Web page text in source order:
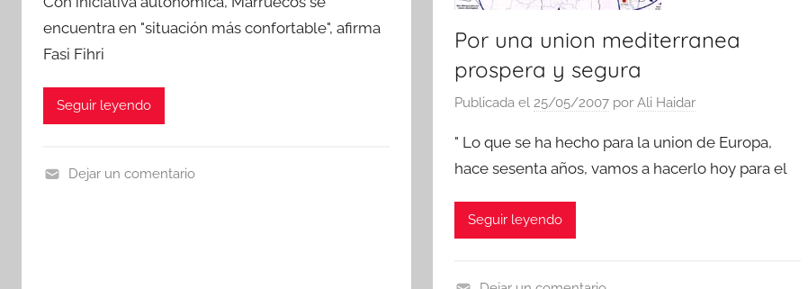
s
encuentra en "situación más confortable", afirma
Fasi Fihri
Seguir leyendo
Dejar un comentario
Por una union mediterranea
prospera y segura
Publicada el25/05/2007 porAli Haidar
" Lo que se ha hecho para la union de Europa,
hace sesenta años, vamos a hacerlo hoy para el
Seguir leyendo